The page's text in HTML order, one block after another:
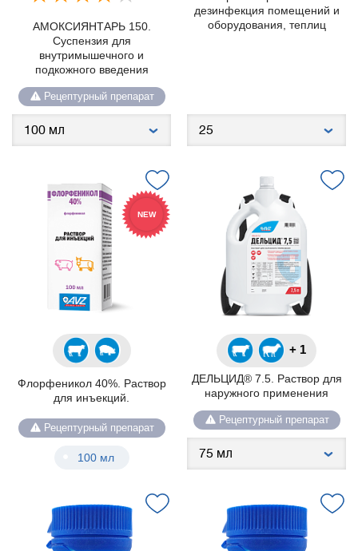
АМОКСИЯНТАРЬ 150.
Суспензия для
внутримышечного и
подкожного введения
Рецептурный препарат
дезинфекция помещений и
оборудования, теплиц
NEW
Флорфеникол 40%. Раствор
для инъекций.
Рецептурный препарат
100 мл
+ 1
ДЕЛЬЦИД® 7.5. Раствор для
наружного применения
Рецептурный препарат